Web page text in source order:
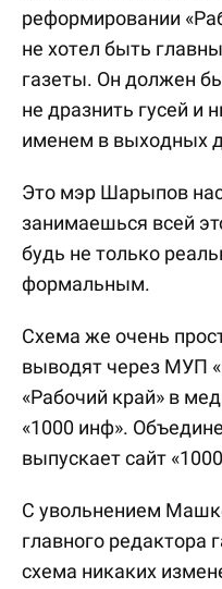
реформировании
не хотел быть
газеты. Он должен
не дразнить гусей и
именем в выходных
Это мэр Шарыпов
занимаешься всей
будь не только
формальным.
Схема же очень
выводят через МУП
«Рабочий край» в
«1000 инф».
выпускает сайт
С увольнением
главного редактора
схема никаких